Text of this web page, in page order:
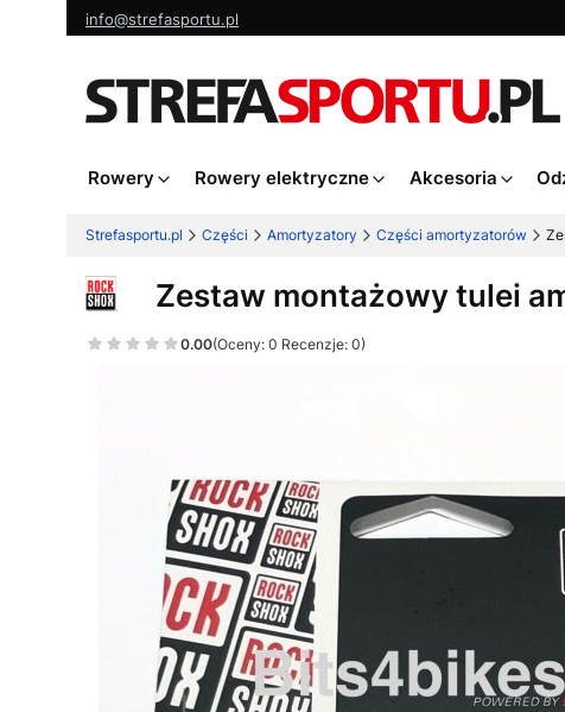
info@strefasportu.pl
Rowery Rowery elektryczne Akcesoria
Strefasportu.pl Części Amortyzatory Części amortyzatorów
Zestaw montażowy tulei
0.00(Oceny: 0 Recenzje: 0)